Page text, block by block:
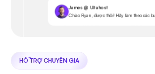
James @ Ultahost
Chào Ryan, được thôi! Hãy làm theo các
HỖ TRỢ CHUYÊN GIA